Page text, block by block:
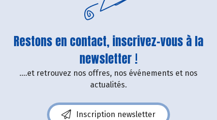
Restons en contact, inscrivez-vous à la
newsletter !
....et retrouvez nos offres, nos événements et nos
actualités.
Inscription newsletter